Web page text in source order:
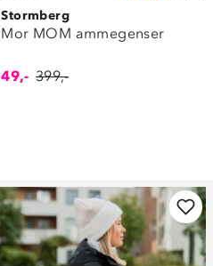
Stormberg
Mor MOM ammegenser
49,- 399,-